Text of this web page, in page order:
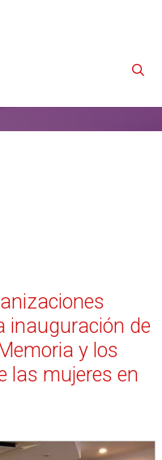
inauguración de
y los
las mujeres en